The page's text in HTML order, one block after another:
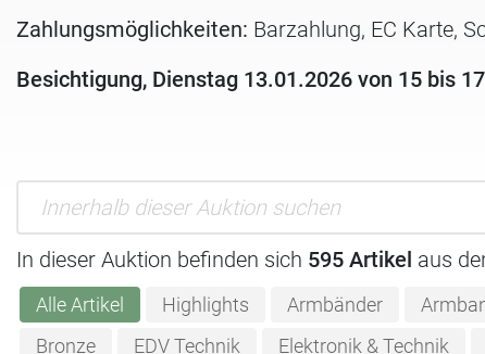
Zahlungsmöglichkeiten: Barzahlung, EC Karte,
Besichtigung, Dienstag 13.01.2026 von 15 bis
In dieser Auktion befinden sich 595 Artikel aus
Alle Artikel Highlights Armbänder
Bronze
EDV Technik Elektronik & Technik